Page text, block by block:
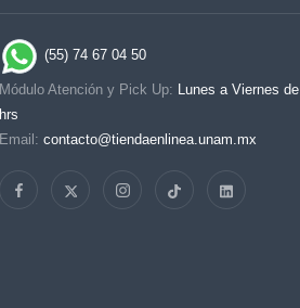
(55) 74 67 04 50
Módulo Atención y Pick Up: Lunes a Viernes
hrs
Email: contacto@tiendaenlinea.unam.mx